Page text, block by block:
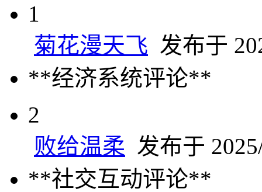
1
菊花漫天飞 发布于
**经济系统评论**
2
败给温柔 发布于
**社交互动评论**